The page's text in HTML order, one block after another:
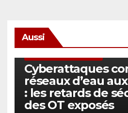
Aussi
Cyberattaques
réseaux d’eau
: les retards de
des OT exposés